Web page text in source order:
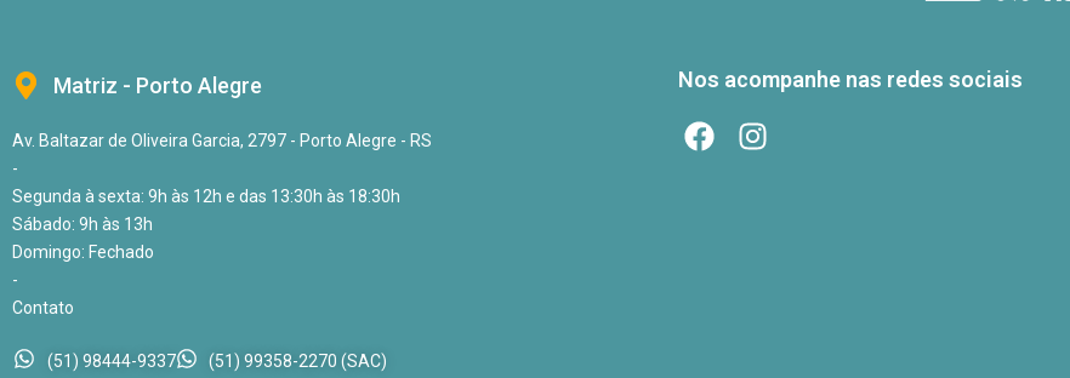
Matriz - Porto Alegre
Av. Baltazar de Oliveira Garcia, 2797 - Porto Alegre - RS
-
Segunda à sexta: 9h às 12h e das 13:30h às 18:30h
Sábado: 9h às 13h
Domingo: Fechado
-
Contato
(51) 98444-9337 (51) 99358-2270 (SAC)
Nos acompanhe nas redes sociais